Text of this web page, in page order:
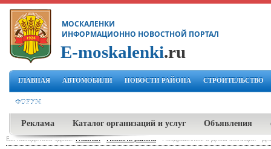
МОСКАЛЕНКИ
ИНФОРМАЦИОННО НОВОСТНОЙ ПОРТАЛ
E-moskalenki.ru
ГЛАВНАЯ АВТОМОБИЛИ НОВОСТИ РАЙОНА СТРОИТЕЛЬСТВО
ФОРУМ
Реклама Каталог организаций и услуг Объявления
Вы находитесь здесь:Главная-Новости района Поздравляем с Днем милиции -